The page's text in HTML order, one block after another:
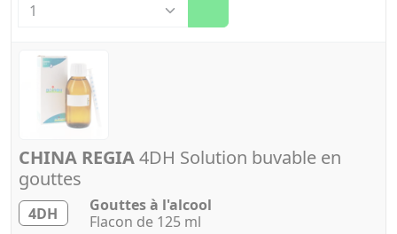
CHINA REGIA4DH Solution buvable en
gouttes
4DH
Gouttes à l'alcool
Flacon de 125 ml